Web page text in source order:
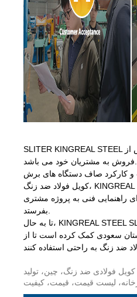
SLITER KINGREAL STEEL قادر به ارائه خدمات فنی پس از
و کارکرد صاف دستگاه های برش
کویل فولاد ضد زنگ، KINGREAL STEEL SLITTER ترتیبی می
راهنمایی فنی به پروژه مشتری
تا به حال، KINGREAL STEEL SLITTER به مشتریانی از
سعودی کمک کرده است تا از
فولادی ضد زنگ، چین، تولید
لیست قیمت، قیمت، کیفیت